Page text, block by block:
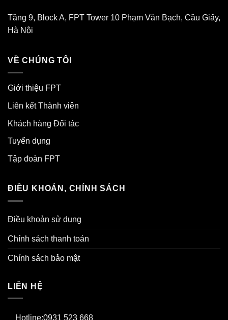
Tầng 9, Block A, FPT Tower 10 Phạm Văn Bạch, Cầu Giấy,
Hà Nội
VỀ CHÚNG TÔI
Giới thiệu FPT
Liên kết Thành viên
Khách hàng Đối tác
Tuyển dụng
Tập đoàn FPT
ĐIỀU KHOẢN, CHÍNH SÁCH
Điều khoản sử dụng
Chính sách thanh toán
Chính sách bảo mật
LIÊN HỆ
Hotline:0931 523 668